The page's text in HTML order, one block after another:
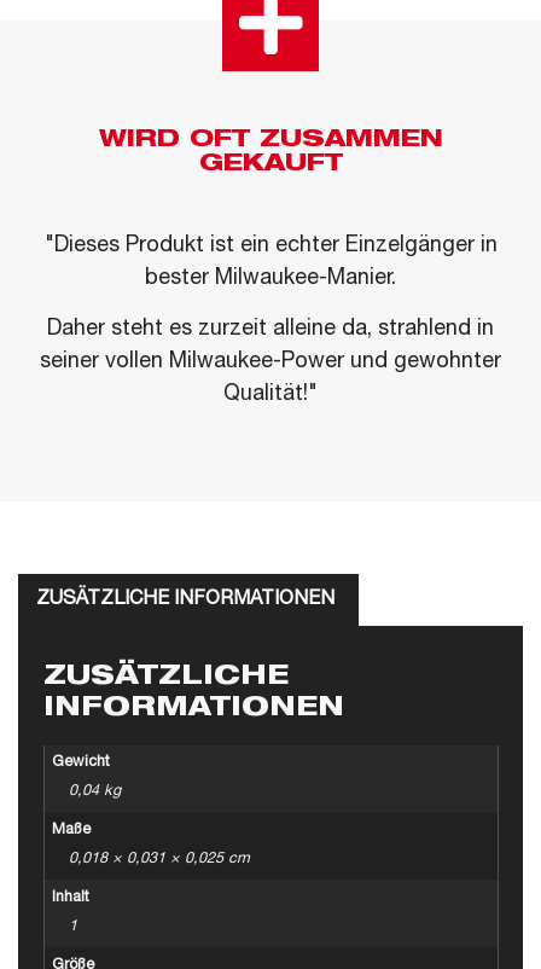
WIRD OFT ZUSAMMEN
GEKAUFT
"Dieses Produkt ist ein echter Einzelgänger in
bester Milwaukee-Manier.
Daher steht es zurzeit alleine da, strahlend in
seiner vollen Milwaukee-Power und gewohnter
Qualität!"
ZUSÄTZLICHE INFORMATIONEN
ZUSÄTZLICHE
INFORMATIONEN
Gewicht
0,04 kg
Maße
0,018 × 0,031 × 0,025 cm
Inhalt
1
Größe